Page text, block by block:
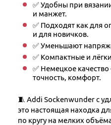
✅ Удобны при
и манжет.
✅ Подходят как для
и для новичков.
✅ Уменьшают
✅ Компактные и
✅ Немецкое
точность, комфорт.
🧵 Addi Sockenwunder с
это настоящая находка
по кругу на мелких